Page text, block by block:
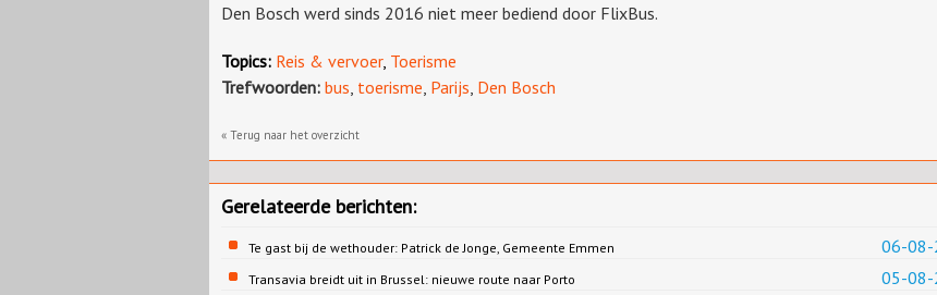
Den Bosch werd sinds 2016 niet meer bediend door FlixBus.
Topics: Reis & vervoer, Toerisme
Trefwoorden: bus toerisme Parijs Den Bosch
« Terug naar het overzicht
Gerelateerde berichten:
06-08-
Te gast bij de wethouder: Patrick de Jonge, Gemeente Emmen
05-08-
Transavia breidt uit in Brussel: nieuwe route naar Porto